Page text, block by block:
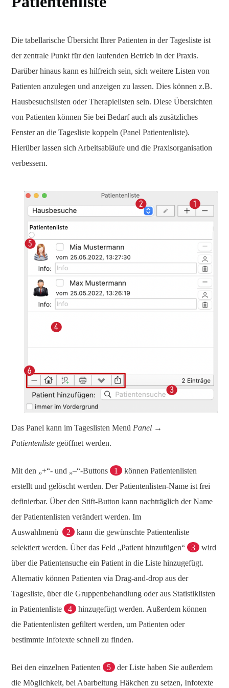
Die tabellarische Übersicht Ihrer Patienten in der Tagesliste ist
der zentrale Punkt für den laufenden Betrieb in der Praxis.
Darüber hinaus kann es hilfreich sein, sich weitere Listen von
Patienten anzulegen und anzeigen zu lassen. Dies können z.B.
Hausbesuchslisten oder Therapielisten sein. Diese Übersichten
von Patienten können Sie bei Bedarf auch als zusätzliches
Fenster an die Tagesliste koppeln (Panel Patientenliste).
Hierüber lassen sich Arbeitsabläufe und die Praxisorganisation
verbessern.
Das Panel kann im Tageslisten Menü Panel →
Patientenliste geöffnet werden.
Mit den „+“- und „–“-Buttons 1
können Patientenlisten
erstellt und gelöscht werden. Der Patientenlisten-Name ist frei
definierbar. Über den Stift-Button kann nachträglich der Name
der Patientenlisten verändert werden. Im
Auswahlmenü
2
kann die gewünschte Patientenliste
selektiert werden. Über das Feld „Patient hinzufügen“
3
wird
über die Patientensuche ein Patient in die Liste hinzugefügt.
Alternativ können Patienten via Drag-and-drop aus der
Tagesliste, über die Gruppenbehandlung oder aus Statistiklisten
in Patientenliste
4
hinzugefügt werden. Außerdem können
die Patientenlisten gefiltert werden, um Patienten oder
bestimmte Infotexte schnell zu finden.
Bei den einzelnen Patienten 5
der Liste haben Sie außerdem
die Möglichkeit, bei Abarbeitung Häkchen zu setzen, Infotexte